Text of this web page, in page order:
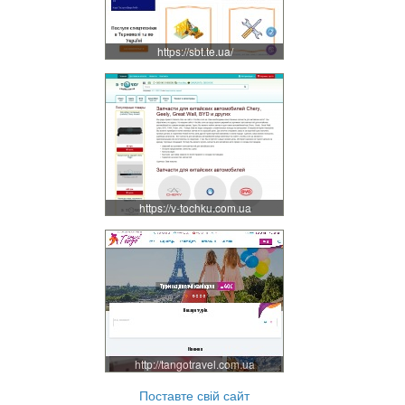
https://sbt.te.ua/
https://v-tochku.com.ua
http://tangotravel.com.ua
Поставте свій сайт